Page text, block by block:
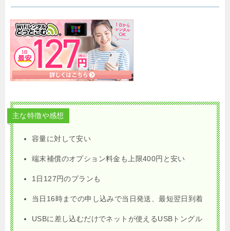
主な特徴や感想
容量に対して安い
端末補償のオプション料金も上限400円と安い
1日127円のプランも
当日16時までの申し込みで当日発送、最短翌日到着
USBに差し込むだけでネットが使えるUSBトングル